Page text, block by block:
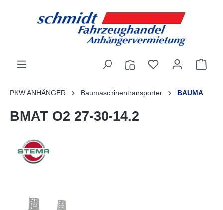
PKW ANHÄNGER Baumaschinentransporter BAUMA
BMAT O2 27-30-14.2